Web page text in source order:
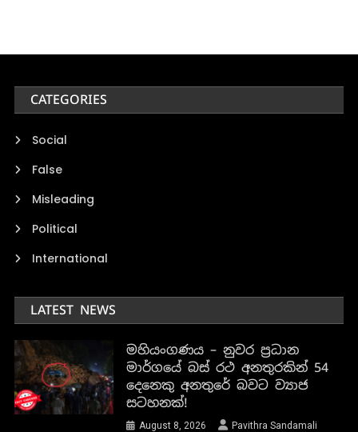
CATEGORIES
Social
False
Misleading
Political
International
LATEST NEWS
මහියංගණය – නුවර ප්‍රධාන
මාර්ගයේ බස් රථ අනතුරකින් 54
දෙනෙකු අනතුරේ බවට ව්‍යාජ
සටහනක්!
August 8, 2026 Pavithra Sandamali